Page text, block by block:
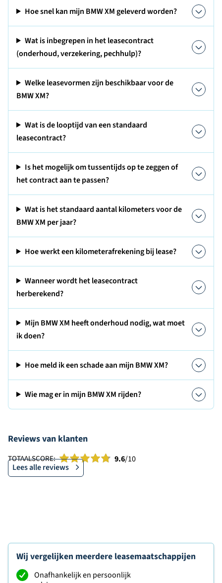
Hoe snel kan mijn BMW XM geleverd worden?
Wat is inbegrepen in het leasecontract
(onderhoud, verzekering, pechhulp)?
Welke leasevormen zijn beschikbaar voor de
BMW XM?
Wat is de looptijd van een standaard
leasecontract?
Is het mogelijk om tussentijds op te zeggen of
het contract aan te passen?
Wat is het standaard aantal kilometers voor de
BMW XM per jaar?
Hoe werkt een kilometerafrekening bij lease?
Wanneer wordt het leasecontract
herberekend?
Mijn BMW XM heeft onderhoud nodig, wat moet
ik doen?
Hoe meld ik een schade aan mijn BMW XM?
Wie mag er in mijn BMW XM rijden?
Reviews van klanten
TOTAALSCORE: 9.6/10
Lees alle reviews
Wij vergelijken meerdere leasemaatschappijen
Onafhankelijk en persoonlijk